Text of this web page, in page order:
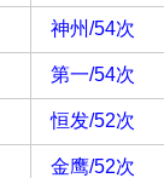
神州/54次
第一/54次
恒发/52次
金鹰/52次